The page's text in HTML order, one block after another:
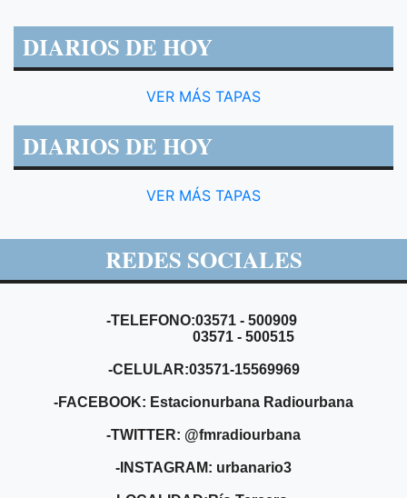
DIARIOS DE HOY
VER MÁS TAPAS
DIARIOS DE HOY
VER MÁS TAPAS
REDES SOCIALES
-TELEFONO:03571 - 500909
03571 - 500515
-CELULAR:03571-15569969
-FACEBOOK: Estacionurbana Radiourbana
-TWITTER: @fmradiourbana
-INSTAGRAM: urbanario3